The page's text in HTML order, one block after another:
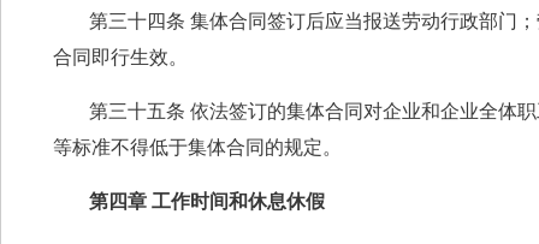
第三十四条 集体合同签订后应当报送劳动行政部门
合同即行生效。
第三十五条 依法签订的集体合同对企业和企业全体
等标准不得低于集体合同的规定。
第四章 工作时间和休息休假